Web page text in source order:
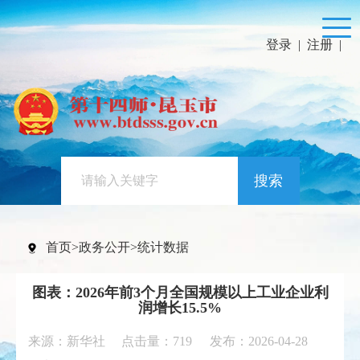
登录 | 注册 |
搜索
首页>政务公开>统计数据
图表：2026年前3个月全国规模以上工业企业利
润增长15.5%
来源：新华社 点击量： 719
发布：2026-04-28